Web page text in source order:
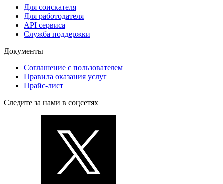
Для соискателя
Для работодателя
API сервиса
Служба поддержки
Документы
Соглашение с пользователем
Правила оказания услуг
Прайс-лист
Следите за нами в соцсетях